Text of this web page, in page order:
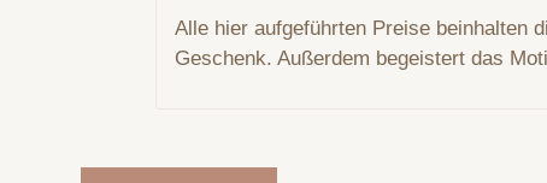
Alle hier aufgeführten Preise beinhalten
Geschenk. Außerdem begeistert das